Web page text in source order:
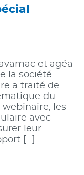
et agéa
la société
a traité de
du
webinaire, les
avec
leur
[…]